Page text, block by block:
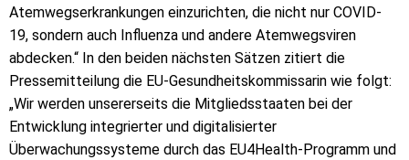
Atemwegserkrankungen einzurichten, die nicht nur COVID-
19, sondern auch Influenza und andere Atemwegsviren
abdecken.“ In den beiden nächsten Sätzen zitiert die
Pressemitteilung die EU-Gesundheitskommissarin wie folgt:
„Wir werden unsererseits die Mitgliedsstaaten bei der
Entwicklung integrierter und digitalisierter
Überwachungssysteme durch das EU4Health-Programm und